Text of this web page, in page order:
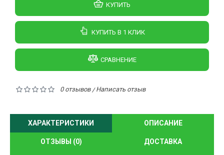
КУПИТЬ
КУПИТЬ В 1 КЛИК
СРАВНЕНИЕ
0 отзывов/Написать отзыв
ХАРАКТЕРИСТИКИ ОПИСАНИЕ
ОТЗЫВЫ (0) ДОСТАВКА